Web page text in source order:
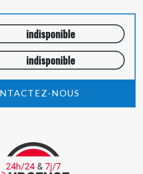
indisponible
indisponible
NOUS